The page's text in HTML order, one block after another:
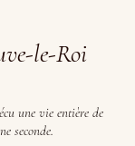
le-Roi
une vie entière de
seconde.